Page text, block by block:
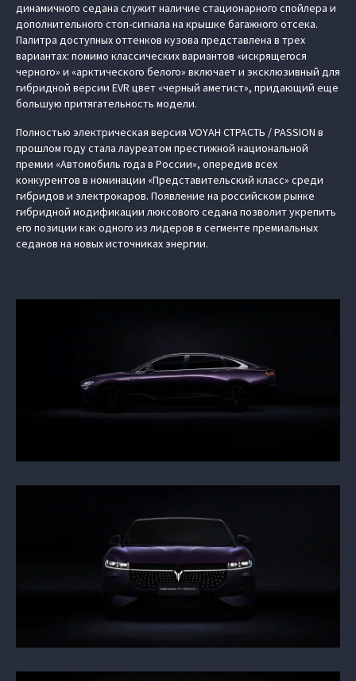
динамичного седана служит наличие стационарного спойлера и
дополнительного стоп-сигнала на крышке багажного отсека.
Палитра доступных оттенков кузова представлена в трех
вариантах: помимо классических вариантов «искрящегося
черного» и «арктического белого» включает и эксклюзивный для
гибридной версии EVR цвет «черный аметист», придающий еще
большую притягательность модели.
Полностью электрическая версия VOYAH СТРАСТЬ / PASSION в
прошлом году стала лауреатом престижной национальной
премии «Автомобиль года в России», опередив всех
конкурентов в номинации «Представительский класс» среди
гибридов и электрокаров. Появление на российском рынке
гибридной модификации люксового седана позволит укрепить
его позиции как одного из лидеров в сегменте премиальных
седанов на новых источниках энергии.